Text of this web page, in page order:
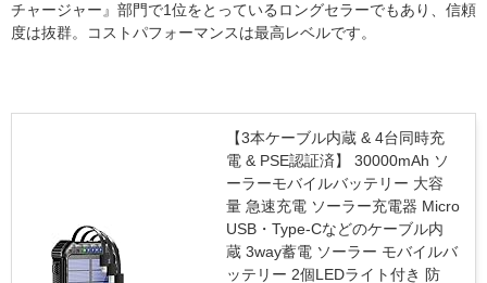
チャージャー』部門で1位をとっているロングセラーでもあり、信頼
度は抜群。コストパフォーマンスは最高レベルです。
【3本ケーブル内蔵 & 4台同時充
電 & PSE認証済】 30000mAh ソ
ーラーモバイルバッテリー 大容
量 急速充電 ソーラー充電器 Micro
USB・Type-Cなどのケーブル内
蔵 3way蓄電 ソーラー モバイルバ
ッテリー 2個LEDライト付き 防